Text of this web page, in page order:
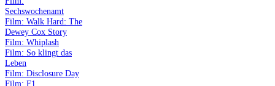
Sechswochenamt
Film: Walk Hard: The
Dewey Cox Story
Film: Whiplash
Film: So klingt das
Leben
Film: Disclosure Day
Film: F1